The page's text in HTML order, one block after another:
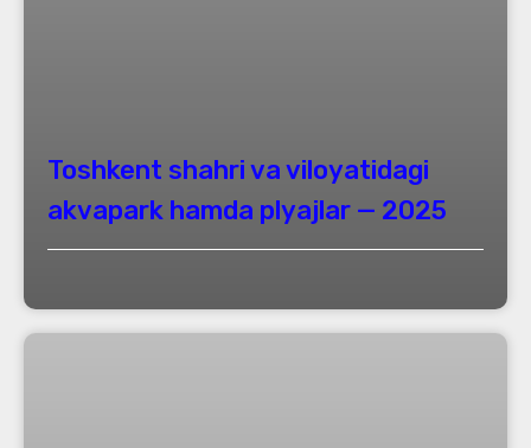
Toshkent shahri va viloyatidagi
akvapark hamda plyajlar — 2025